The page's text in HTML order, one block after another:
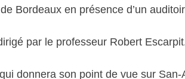
Bordeaux en présence d’un
par le professeur Robert
donnera son point de vue sur